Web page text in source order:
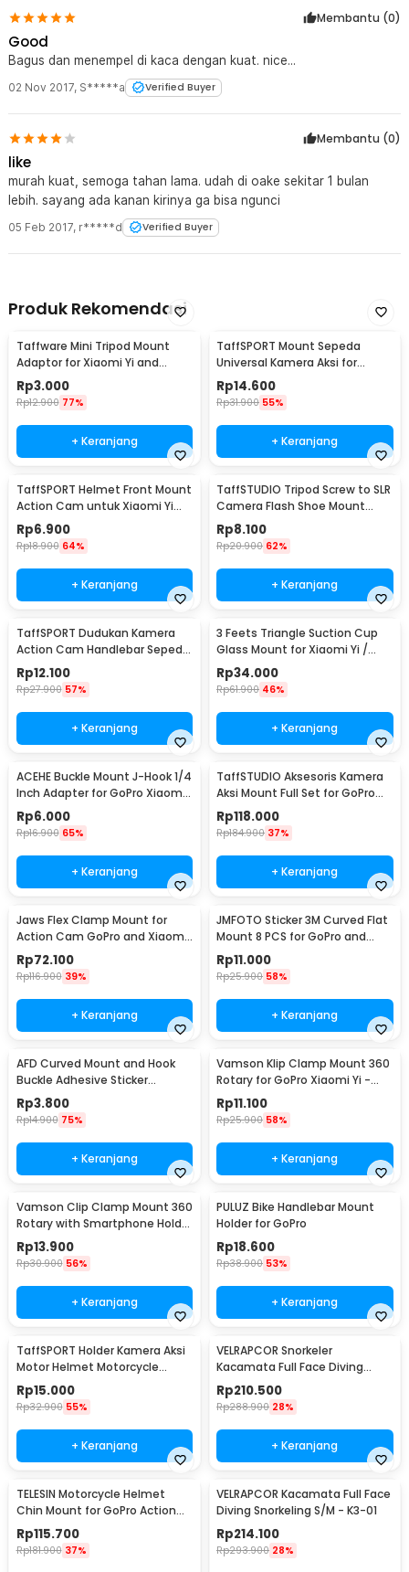
Membantu (0)
Good
Bagus dan menempel di kaca dengan kuat. nice...
02 Nov 2017, S*****a Verified Buyer
Membantu (0)
like
murah kuat, semoga tahan lama. udah di oake sekitar 1 bulan
lebih. sayang ada kanan kirinya ga bisa ngunci
05 Feb 2017, r*****d Verified Buyer
Produk Rekomendasi
Taffware Mini Tripod Mount
Adaptor for Xiaomi Yi and
GoPro 1/4 Inch - KF55
Rp3.000
Rp12.900 77%
+ Keranjang
TaffSPORT Mount Sepeda
Universal Kamera Aksi for
Xiaomi Yi/GoPro - GP023
Rp14.600
Rp31.900 55%
+ Keranjang
TaffSPORT Helmet Front Mount
Action Cam untuk Xiaomi Yi
dan GoPro - GP19
Rp6.900
Rp18.900 64%
+ Keranjang
TaffSTUDIO Tripod Screw to SLR
Camera Flash Shoe Mount
Adaptor GoPro
Rp8.100
Rp20.900 62%
+ Keranjang
TaffSPORT Dudukan Kamera
Action Cam Handlebar Sepeda
Motor 17-30mm - XTGP01
Rp12.100
Rp27.900 57%
+ Keranjang
3 Feets Triangle Suction Cup
Glass Mount for Xiaomi Yi /
GoPro - T010
Rp34.000
Rp61.900 46%
+ Keranjang
ACEHE Buckle Mount J-Hook 1/4
Inch Adapter for GoPro Xiaomi
Yi - AC18
Rp6.000
Rp16.900 65%
+ Keranjang
TaffSTUDIO Aksesoris Kamera
Aksi Mount Full Set for GoPro
Xiaomi Yi - GS41
Rp118.000
Rp184.900 37%
+ Keranjang
Jaws Flex Clamp Mount for
Action Cam GoPro and Xiaomi
Yi - XH0571
Rp72.100
Rp116.900 39%
+ Keranjang
JMFOTO Sticker 3M Curved Flat
Mount 8 PCS for GoPro and
Xiaomi Yi - 1031
Rp11.000
Rp25.900 58%
+ Keranjang
AFD Curved Mount and Hook
Buckle Adhesive Sticker
Kamera Aksi - A5001
Rp3.800
Rp14.900 75%
+ Keranjang
Vamson Klip Clamp Mount 360
Rotary for GoPro Xiaomi Yi -
VP512A
Rp11.100
Rp25.900 58%
+ Keranjang
Vamson Clip Clamp Mount 360
Rotary with Smartphone Holder
for GoPro - VP512
Rp13.900
Rp30.900 56%
+ Keranjang
PULUZ Bike Handlebar Mount
Holder for GoPro
Rp18.600
Rp38.900 53%
+ Keranjang
TaffSPORT Holder Kamera Aksi
Motor Helmet Motorcycle
Action Cam Holder - JSP47
Rp15.000
Rp32.900 55%
+ Keranjang
VELRAPCOR Snorkeler
Kacamata Full Face Diving
Snorkeling L/XL - K3
Rp210.500
Rp288.900 28%
+ Keranjang
TELESIN Motorcycle Helmet
Chin Mount for GoPro Action
Cam - GP-HBM-MT2
Rp115.700
Rp181.900 37%
VELRAPCOR Kacamata Full Face
Diving Snorkeling S/M - K3-01
Rp214.100
Rp293.900 28%